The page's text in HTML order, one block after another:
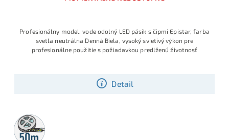
Detail
Profesionálny model, vode odolný LED pásik s čipmi Epistar, farba
svetla neutrálna Denná Biela, vysoký svietivý výkon pre
profesionálne použitie s požiadavkou predlženú životnosť
50m
rolka